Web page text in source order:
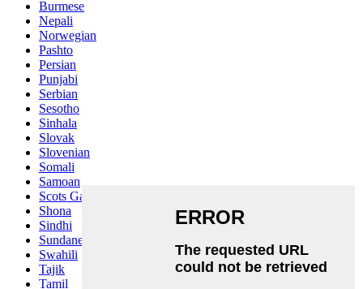
Burmese
Nepali
Norwegian
Pashto
Persian
Punjabi
Serbian
Sesotho
Sinhala
Slovak
Slovenian
Somali
Samoan
Scots Gaelic
Shona
Sindhi
Sundanese
Swahili
Tajik
Tamil